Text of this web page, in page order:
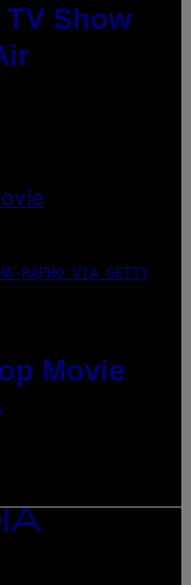
TV Show
RAPHO VIA GETTY
Movie